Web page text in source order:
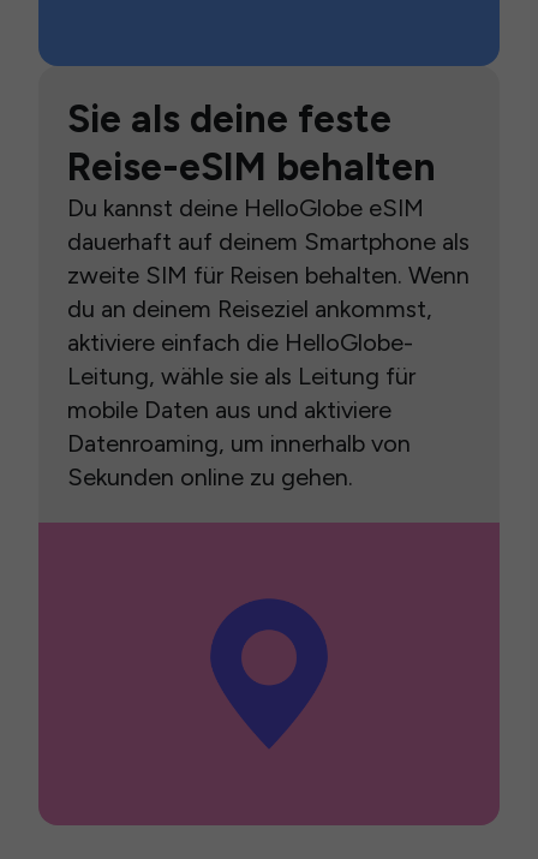
Sie als deine feste
Reise-eSIM behalten
Du kannst deine HelloGlobe eSIM
dauerhaft auf deinem Smartphone als
zweite SIM für Reisen behalten. Wenn
du an deinem Reiseziel ankommst,
aktiviere einfach die HelloGlobe-
Leitung, wähle sie als Leitung für
mobile Daten aus und aktiviere
Datenroaming, um innerhalb von
Sekunden online zu gehen.